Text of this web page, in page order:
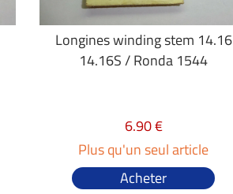
Longines winding stem 14.16
14.16S / Ronda 1544
6.90 €
Plus qu'un seul article
Acheter